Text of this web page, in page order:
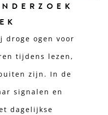
droge ogen voor
tijdens lezen,
zijn. In de
signalen en
dagelijkse